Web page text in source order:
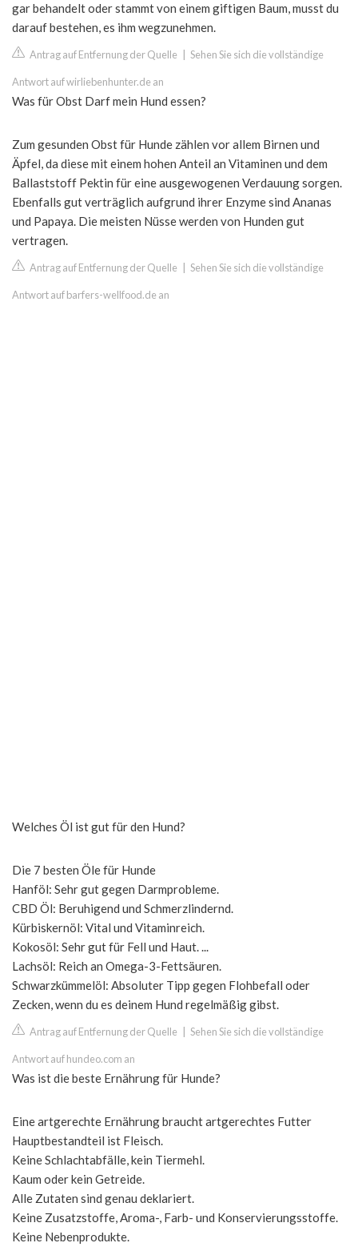
gar behandelt oder stammt von einem giftigen Baum, musst du
darauf bestehen, es ihm wegzunehmen.
Antrag auf Entfernung der Quelle Sehen Sie sich die vollständige
Antwort auf wirliebenhunter.de an
Was für Obst Darf mein Hund essen?
Zum gesunden Obst für Hunde zählen vor allem Birnen und
Äpfel, da diese mit einem hohen Anteil an Vitaminen und dem
Ballaststoff Pektin für eine ausgewogenen Verdauung sorgen.
Ebenfalls gut verträglich aufgrund ihrer Enzyme sind Ananas
und Papaya. Die meisten Nüsse werden von Hunden gut
vertragen.
Antrag auf Entfernung der Quelle Sehen Sie sich die vollständige
Antwort auf barfers-wellfood.de an
Welches Öl ist gut für den Hund?
Die 7 besten Öle für Hunde
Hanföl: Sehr gut gegen Darmprobleme.
CBD Öl: Beruhigend und Schmerzlindernd.
Kürbiskernöl: Vital und Vitaminreich.
Kokosöl: Sehr gut für Fell und Haut. ...
Lachsöl: Reich an Omega-3-Fettsäuren.
Schwarzkümmelöl: Absoluter Tipp gegen Flohbefall oder
Zecken, wenn du es deinem Hund regelmäßig gibst.
Antrag auf Entfernung der Quelle Sehen Sie sich die vollständige
Antwort auf hundeo.com an
Was ist die beste Ernährung für Hunde?
Eine artgerechte Ernährung braucht artgerechtes Futter
Hauptbestandteil ist Fleisch.
Keine Schlachtabfälle, kein Tiermehl.
Kaum oder kein Getreide.
Alle Zutaten sind genau deklariert.
Keine Zusatzstoffe, Aroma-, Farb- und Konservierungsstoffe.
Keine Nebenprodukte.